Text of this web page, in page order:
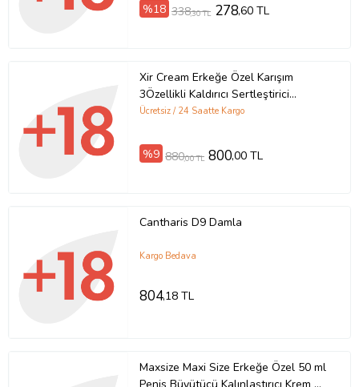
%18 338,30 TL 278,60 TL
Xir Cream Erkeğe Özel Karışım
3Özellikli Kaldırıcı Sertleştirici
Geciktirici Büyütücü Krem 50 ml +
Büyütücü 50 ml Krem
Ücretsiz / 24 Saatte Kargo
%9 880,00 TL 800,00 TL
Cantharis D9 Damla
Kargo Bedava
804,18 TL
Maxsize Maxi Size Erkeğe Özel 50 ml